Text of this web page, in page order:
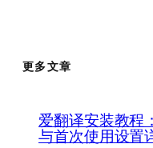
更多文章
爱翻译安装教程
与首次使用设置